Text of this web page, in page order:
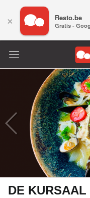
DE KURSAAL
× Resto.be
Gratis -